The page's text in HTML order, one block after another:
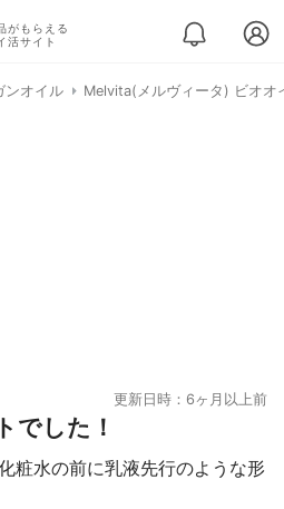
がもらえる
活サイト
ンオイル Melvita(メルヴィータ) ビオオ
更新日時：6ヶ月以上前
でした！
粧水の前に乳液先行のような形